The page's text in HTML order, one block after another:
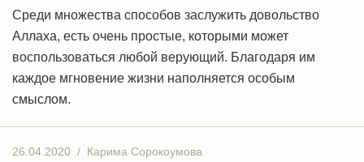
Среди множества способов заслужить довольство
Аллаха, есть очень простые, которыми может
воспользоваться любой верующий. Благодаря им
каждое мгновение жизни наполняется особым
смыслом.
26.04.2020 / Карима Сорокоумова